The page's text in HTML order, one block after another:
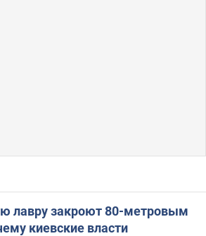
лавру закроют 80-метровым
киевские власти